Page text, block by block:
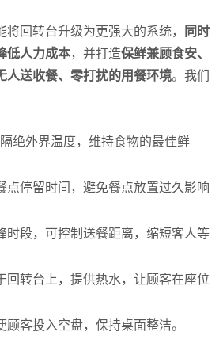
回转台升级为更强大的系统，
同时
低人力成本，并打造保鲜兼顾食安、
人送收餐、零打扰的用餐环境。我们
绝外界温度，维持食物的最佳鲜
点停留时间，避免餐点放置过久影响
时段，可控制送餐距离，缩短客人等
回转台上，提供热水，让顾客在座位
顾客投入空盘，保持桌面整洁。